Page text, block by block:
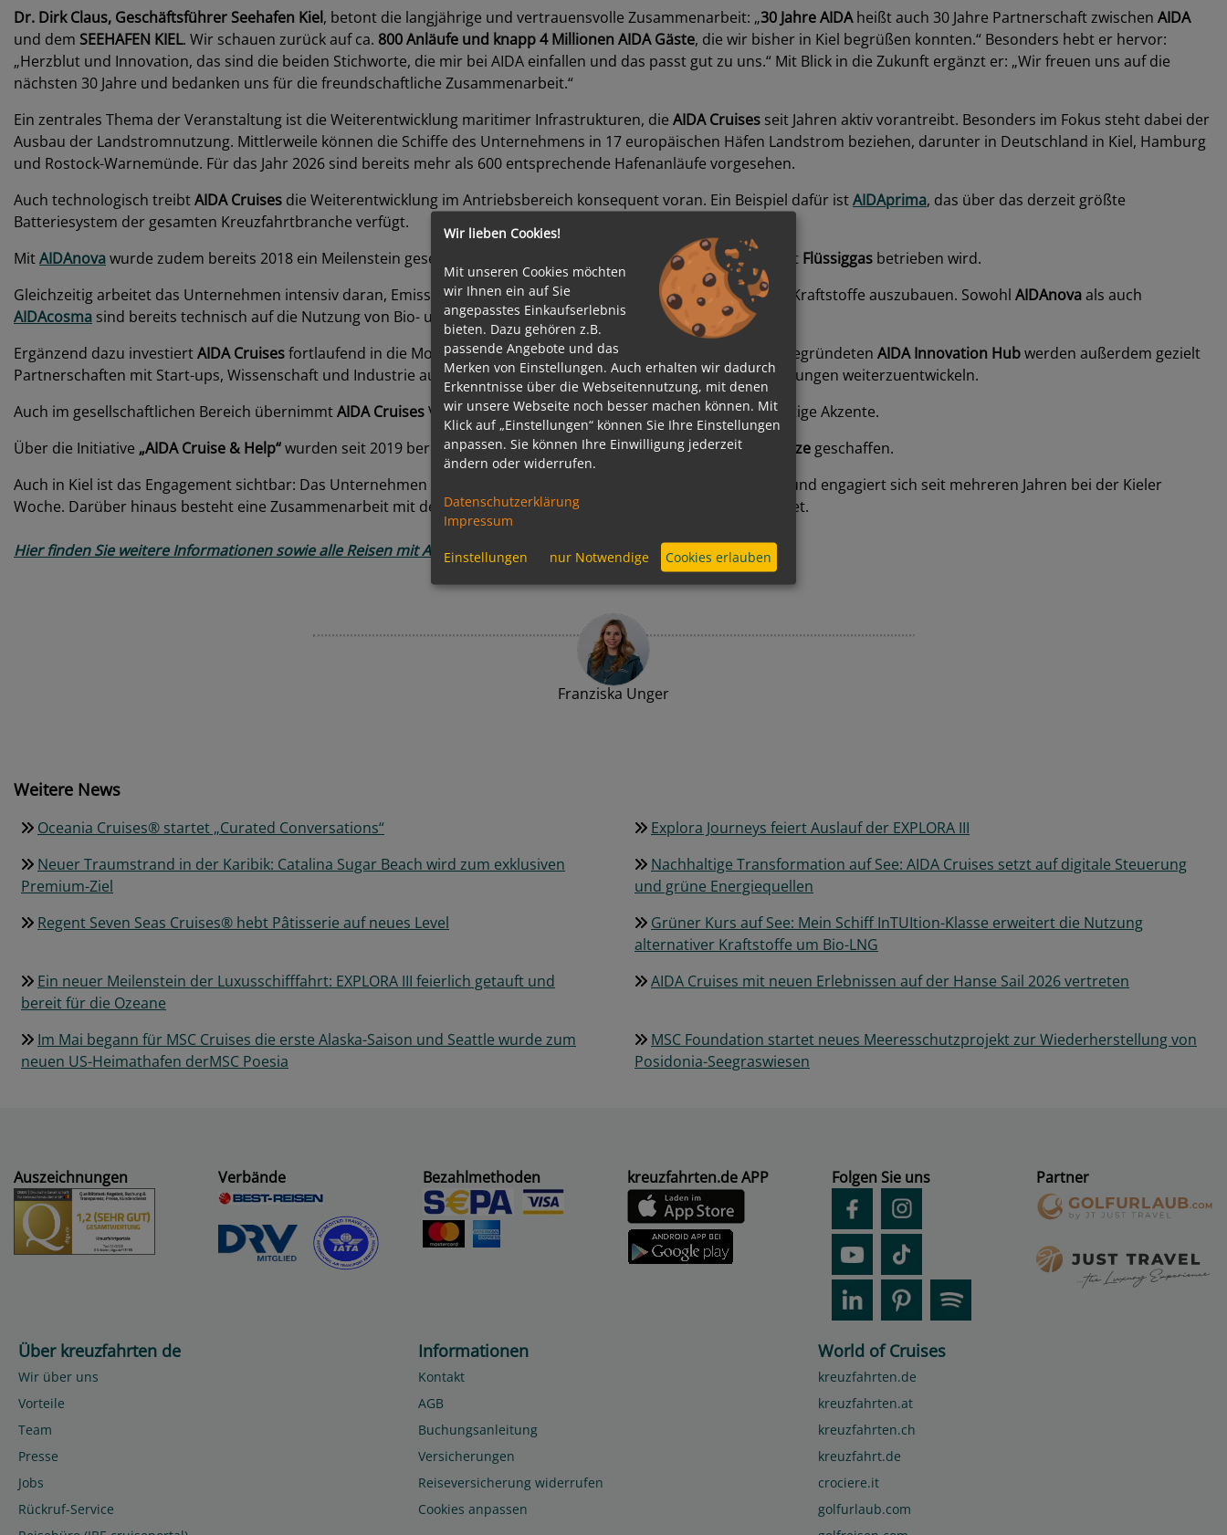
Dr. Dirk Claus, Geschäftsführer Seehafen Kiel, betont die langjährige und vertrauensvolle Zusammenarbeit: „30 Jahre AIDAheißt auch 30 Jahre Partnerschaft zwischen AIDA
und dem SEEHAFEN KIEL. Wir schauen zurück auf ca. 800 Anläufe und knapp 4 Millionen AIDA Gäste, die wir bisher in Kiel begrüßen konnten.“ Besonders hebt er hervor:
„Herzblut und Innovation, das sind die beiden Stichworte, die mir bei AIDA einfallen und das passt gut zu uns.“ Mit Blick in die Zukunft ergänzt er: „Wir freuen uns auf die
nächsten 30 Jahre und bedanken uns für die freundschaftliche Zusammenarbeit.“
Ein zentrales Thema der Veranstaltung ist die Weiterentwicklung maritimer Infrastrukturen, die AIDA Cruises seit Jahren aktiv vorantreibt. Besonders im Fokus steht dabei der
Ausbau der Landstromnutzung. Mittlerweile können die Schiffe des Unternehmens in 17 europäischen Häfen Landstrom beziehen, darunter in Deutschland in Kiel, Hamburg
und Rostock-Warnemünde. Für das Jahr 2026 sind bereits mehr als 600 entsprechende Hafenanläufe vorgesehen.
Auch technologisch treibtAIDA Cruises die Weiterentwicklung im Antriebsbereich konsequent voran. Ein Beispiel dafür istAIDAprima, das über das derzeit größte
Batteriesystem der gesamten Kreuzfahrtbranche verfügt.
MitAIDAnovawurde zudem bereits 2018 ein Meilenstein gesetzt: Es ist das erste Kreuzfahrtschiff weltweit, das mit Flüssiggas betrieben wird.
Gleichzeitig arbeitet das Unternehmen intensiv daran, Emissionen weiter zu senken und den Einsatz alternativer Kraftstoffe auszubauen. Sowohl AIDAnovaals auch
AIDAcosma sind bereits technisch auf die Nutzung von Bio- und E-Fuels vorbereitet.
Ergänzend dazu investiertAIDA Cruisesfortlaufend in die Modernisierung der bestehenden Flotte. Mit dem neu gegründeten AIDA Innovation Hubwerden außerdem gezielt
Partnerschaften mit Start-ups, Wissenschaft und Industrie aufgebaut, um maritime Technologien und digitale Lösungen weiterzuentwickeln.
Auch im gesellschaftlichen Bereich übernimmtAIDA CruisesVerantwortung und setzt weltweit wie regional vielfältige Akzente.
Über die Initiative „AIDA Cruise & Help“wurden seit 2019 bereits 100 Schulen finanziert und rund15.300 Schulplätze geschaffen.
Auch in Kiel ist das Engagement sichtbar: Das Unternehmen unterstützt den Profisport als Partner des
und engagiert sich seit mehreren Jahren bei der Kieler
Woche. Darüber hinaus besteht eine Zusammenarbeit mit der Kieler Tafel, die soziale Unterstützung vor Ort leistet.
Hier finden Sie weitere Informationen sowie alle Reisen mit AIDA!
Franziska Unger
Weitere News
Oceania Cruises® startet „Curated Conversations“
Explora Journeys feiert Auslauf der EXPLORA III
Neuer Traumstrand in der Karibik: Catalina Sugar Beach wird zum exklusiven
Premium-Ziel
Nachhaltige Transformation auf See: AIDA Cruises setzt auf digitale Steuerung
und grüne Energiequellen
Regent Seven Seas Cruises® hebt Pâtisserie auf neues Level
Grüner Kurs auf See: Mein Schiff InTUItion-Klasse erweitert die Nutzung
alternativer Kraftstoffe um Bio-LNG
Ein neuer Meilenstein der Luxusschifffahrt: EXPLORA III feierlich getauft und
bereit für die Ozeane
AIDA Cruises mit neuen Erlebnissen auf der Hanse Sail 2026 vertreten
Im Mai begann für MSC Cruises die erste Alaska-Saison und Seattle wurde zum
neuen US-Heimathafen derMSC Poesia
MSC Foundation startet neues Meeresschutzprojekt zur Wiederherstellung von
Posidonia-Seegraswiesen
Auszeichnungen Verbände Bezahlmethoden kreuzfahrten.de APP Folgen Sie uns Partner
Über kreuzfahrten de
Wir über uns
Vorteile
Team
Presse
Jobs
Rückruf-Service
Informationen
Kontakt
AGB
Buchungsanleitung
Versicherungen
Reiseversicherung widerrufen
Cookies anpassen
World of Cruises
kreuzfahrten.de
kreuzfahrten.at
kreuzfahrten.ch
kreuzfahrt.de
crociere.it
golfurlaub.com
Wir lieben Cookies!
Mit unseren Cookies möchten
wir Ihnen ein auf Sie
angepasstes Einkaufserlebnis
bieten. Dazu gehören z.B.
passende Angebote und das
Merken von Einstellungen. Auch erhalten wir dadurch
Erkenntnisse über die Webseitennutzung, mit denen
wir unsere Webseite noch besser machen können. Mit
Klick auf „Einstellungen“ können Sie Ihre Einstellungen
anpassen. Sie können Ihre Einwilligung jederzeit
ändern oder widerrufen.
Datenschutzerklärung
Impressum
Einstellungen nur Notwendige Cookies erlauben